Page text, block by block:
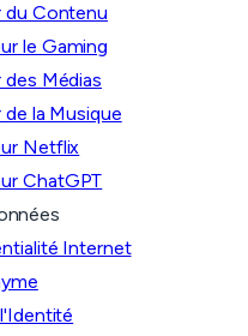
du Contenu
le Gaming
Médias
la Musique
Netflix
ChatGPT
Internet